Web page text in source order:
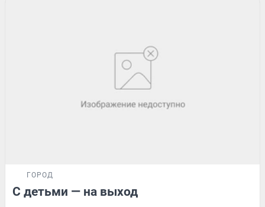
ГОРОД
С детьми — на выход